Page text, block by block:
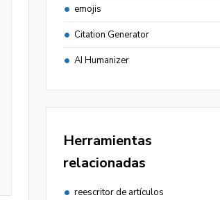
emojis
Citation Generator
AI Humanizer
Herramientas
relacionadas
reescritor de artículos